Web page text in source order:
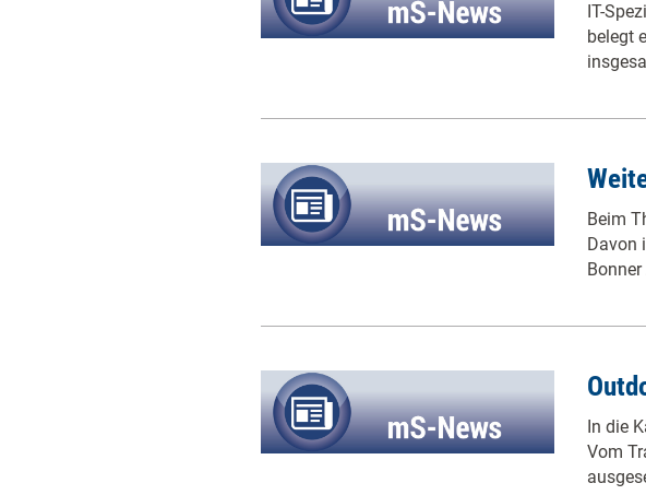
IT-
belegt
Beim
Davon
In die
Vom